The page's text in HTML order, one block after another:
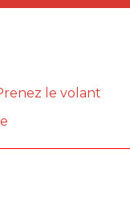
le volant